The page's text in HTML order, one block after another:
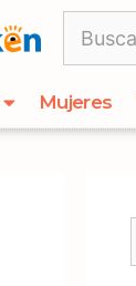
Mujeres